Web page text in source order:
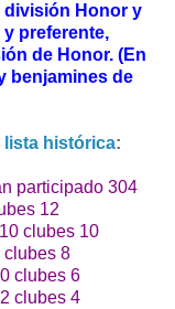
división Honor y
preferente,
de Honor. (En
benjamines de
lista histórica:
participado 304
12
10 clubes 10
clubes 8
clubes 6
clubes 4